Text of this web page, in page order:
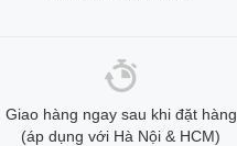
Giao hàng ngay sau khi đặt hàng
(áp dụng với Hà Nội & HCM)